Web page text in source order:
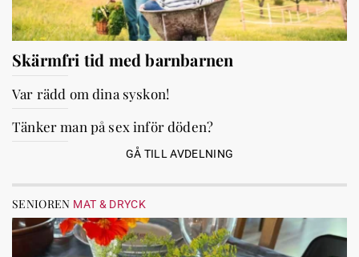
Skärmfri tid med barnbarnen
Var rädd om dina syskon!
Tänker man på sex inför döden?
GÅ TILL AVDELNING
SENIOREN MAT & DRYCK